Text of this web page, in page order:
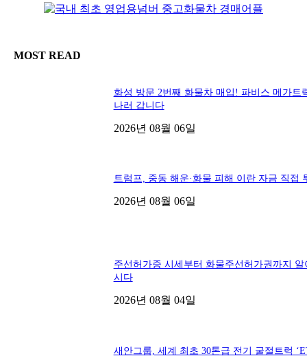
MOST READ
화성 방문 2번째 화물차 매입! 파비스 메가트
나러 갑니다
2026년 08월 06일
트럼프, 중동 해운·화물 피해 이란 자금 직접
2026년 08월 06일
주선허가증 시세부터 화물주선허가권까지 알
시다
2026년 08월 04일
새안그룹, 세계 최초 30톤급 전기 굴절트럭